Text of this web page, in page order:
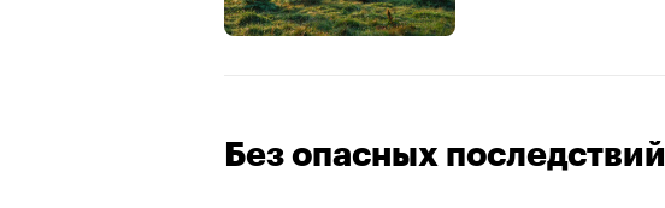
Без опасных последствий